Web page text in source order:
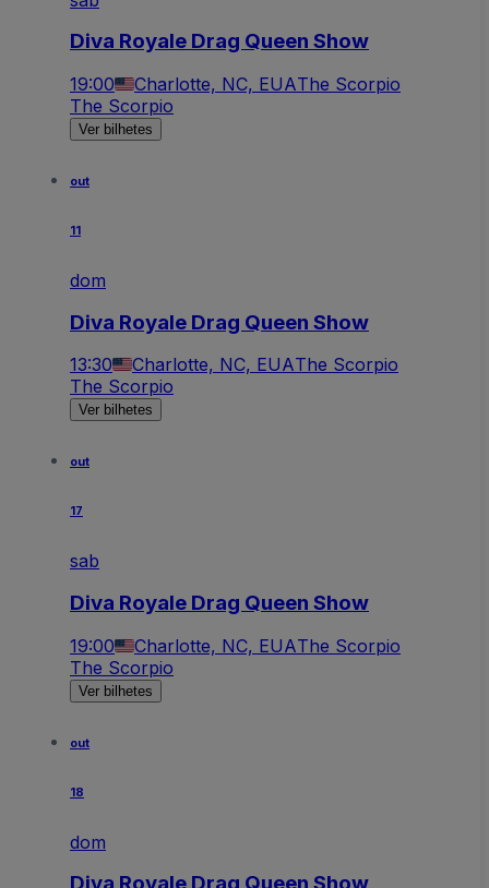
Diva Royale Drag Queen Show
19:00 Charlotte, NC, EUAThe Scorpio
The Scorpio
Ver bilhetes
out
11
dom
Diva Royale Drag Queen Show
13:30 Charlotte, NC, EUAThe Scorpio
The Scorpio
Ver bilhetes
out
17
sab
Diva Royale Drag Queen Show
19:00 Charlotte, NC, EUAThe Scorpio
The Scorpio
Ver bilhetes
out
18
dom